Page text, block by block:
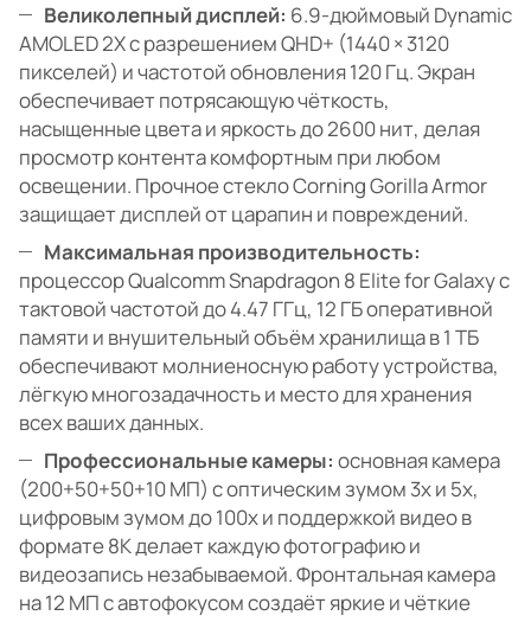
Великолепный дисплей: 6.9-дюймовый Dynamic
AMOLED 2X с разрешением QHD+ (1440 × 3120
пикселей) и частотой обновления 120 Гц. Экран
обеспечивает потрясающую чёткость,
насыщенные цвета и яркость до 2600 нит, делая
просмотр контента комфортным при любом
освещении. Прочное стекло Corning Gorilla Armor
защищает дисплей от царапин и повреждений.
Максимальная производительность:
процессор Qualcomm Snapdragon 8 Elite for Galaxy с
тактовой частотой до 4.47 ГГц, 12 ГБ оперативной
памяти и внушительный объём хранилища в 1 ТБ
обеспечивают молниеносную работу устройства,
лёгкую многозадачность и место для хранения
всех ваших данных.
Профессиональные камеры: основная камера
(200+50+50+10 МП) с оптическим зумом 3x и 5x,
цифровым зумом до 100x и поддержкой видео в
формате 8K делает каждую фотографию и
видеозапись незабываемой. Фронтальная камера
на 12 МП с автофокусом создаёт яркие и чёткие